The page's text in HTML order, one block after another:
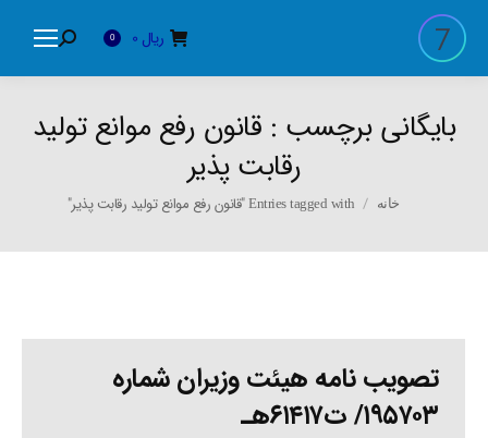
ریال 0
Search:
بایگانی برچسب : قانون رفع موانع تولید
رقابت پذیر
You are here:
خانه Entries tagged with "قانون رفع موانع تولید رقابت پذیر"
تصویب نامه هیئت وزیران شماره
۱۹۵۷۰۳/ ت۶۱۴۱۷هـ